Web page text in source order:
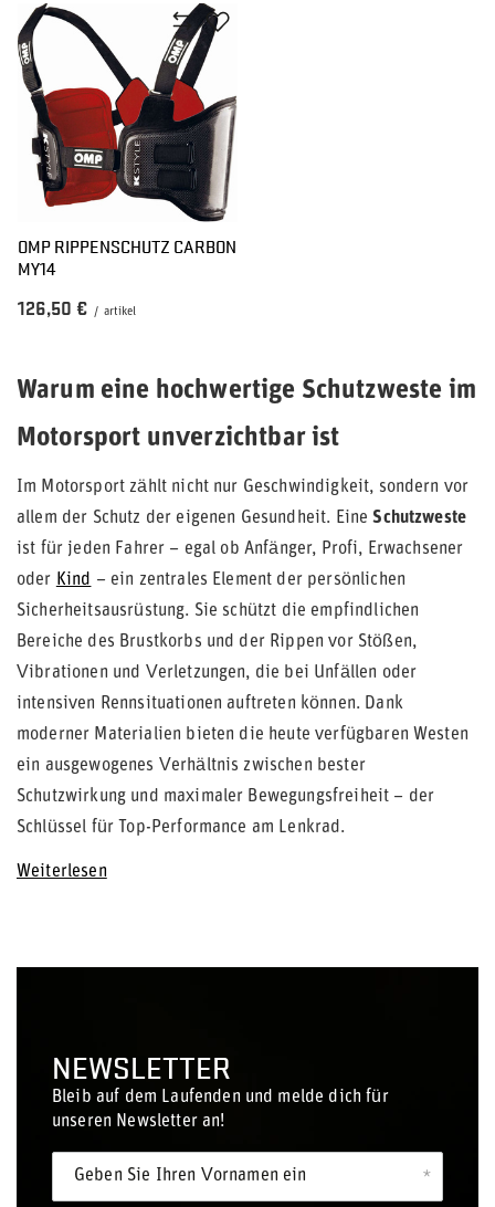
OMP RIPPENSCHUTZ CARBON
MY14
126,50 € / artikel
Warum eine hochwertige Schutzweste im
Motorsport unverzichtbar ist
Im Motorsport zählt nicht nur Geschwindigkeit, sondern vor
allem der Schutz der eigenen Gesundheit. EineSchutzweste
ist für jeden Fahrer – egal ob Anfänger, Profi, Erwachsener
oder Kind – ein zentrales Element der persönlichen
Sicherheitsausrüstung. Sie schützt die empfindlichen
Bereiche des Brustkorbs und der Rippen vor Stößen,
Vibrationen und Verletzungen, die bei Unfällen oder
intensiven Rennsituationen auftreten können. Dank
moderner Materialien bieten die heute verfügbaren Westen
ein ausgewogenes Verhältnis zwischen bester
Schutzwirkung und maximaler Bewegungsfreiheit – der
Schlüssel für Top-Performance am Lenkrad.
Weiterlesen
NEWSLETTER
Bleib auf dem Laufenden und melde dich für
unseren Newsletter an!
Geben Sie Ihren Vornamen ein